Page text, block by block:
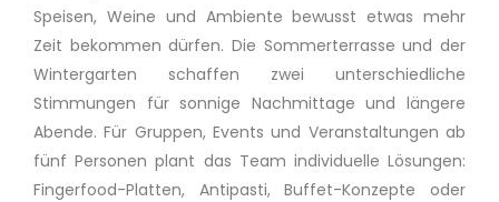
Speisen, Weine und Ambiente bewusst etwas mehr
Zeit bekommen dürfen. Die Sommerterrasse und der
Wintergarten schaffen zwei unterschiedliche
Stimmungen für sonnige Nachmittage und längere
Abende. Für Gruppen, Events und Veranstaltungen ab
fünf Personen plant das Team individuelle Lösungen:
Fingerfood-Platten, Antipasti, Buffet-Konzepte oder